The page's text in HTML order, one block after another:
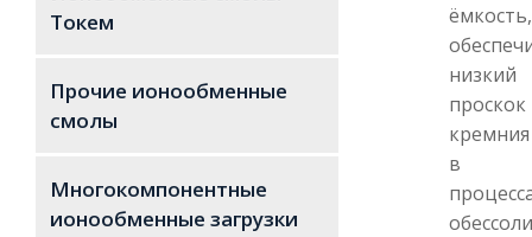
ёмкость,
низкий
проскок
кремния
в
Токем
Прочие ионообменные
смолы
Многокомпонентные
ионообменные загрузки